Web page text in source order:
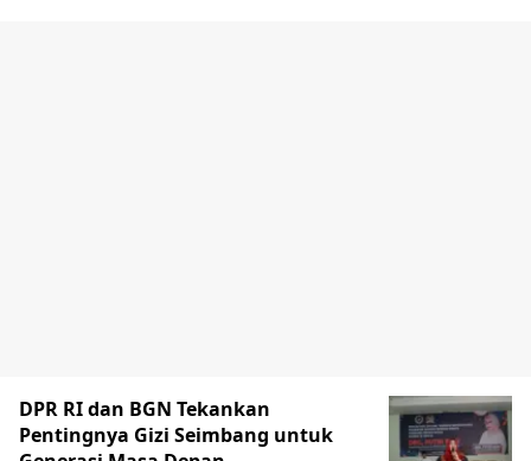
DPR RI dan BGN Tekankan
Pentingnya Gizi Seimbang untuk